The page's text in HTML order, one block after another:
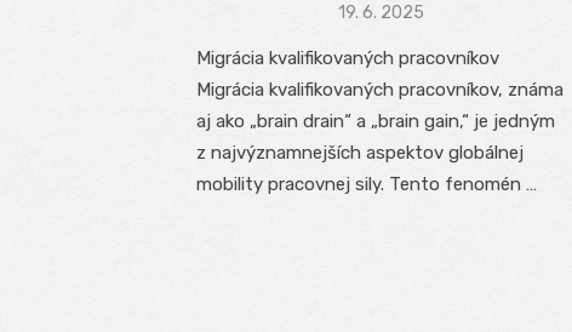
Posted
19. 6. 2025
Migrácia kvalifikovaných pracovníkov
Migrácia kvalifikovaných pracovníkov, známa
aj ako „brain drain“ a „brain gain,“ je jedným
z najvýznamnejších aspektov globálnej
mobility pracovnej sily. Tento fenomén …